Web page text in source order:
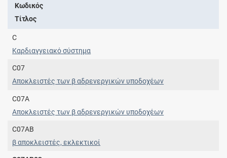
Κωδικός
Τίτλος
C
Καρδιαγγειακό σύστημα
C07
Αποκλειστές των β αδρενεργικών υποδοχέων
C07A
Αποκλειστές των β αδρενεργικών υποδοχέων
C07AB
β αποκλειστές, εκλεκτικοί